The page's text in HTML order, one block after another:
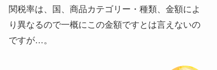
関税率は、国、商品カテゴリー・種類、金額によ
り異なるので一概にこの金額ですとは言えないの
ですが…。